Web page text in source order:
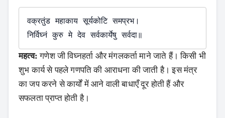
वक्रतुंड महाकाय सूर्यकोटि समप्रभ।
महत्व: गणेश जी विघ्नहर्ता और मंगलकर्ता माने जाते हैं। किसी भी
शुभ कार्य से पहले गणपति की आराधना की जाती है। इस मंत्र
का जप करने से कार्यों में आने वाली बाधाएँ दूर होती हैं और
सफलता प्राप्त होती है।